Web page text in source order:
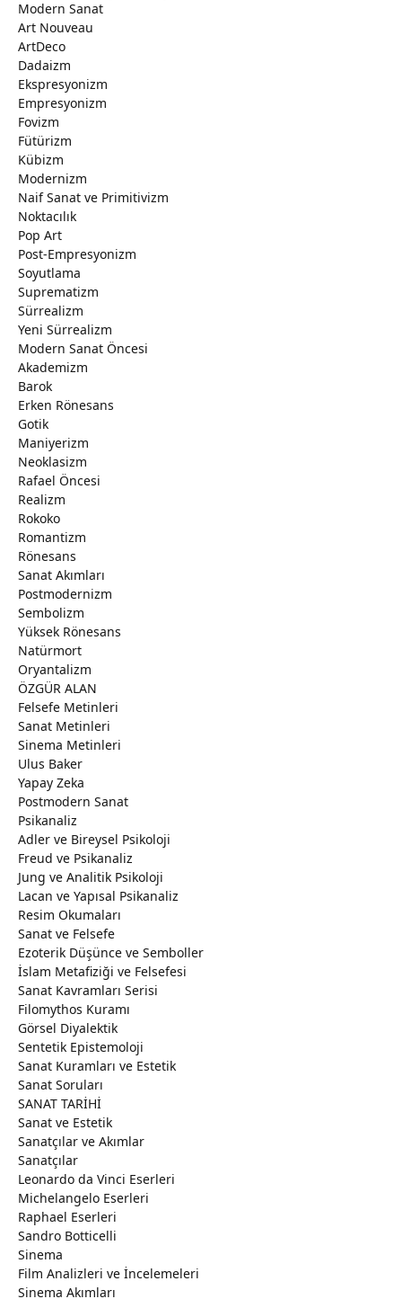
Modern Sanat
Art Nouveau
ArtDeco
Dadaizm
Ekspresyonizm
Empresyonizm
Fovizm
Fütürizm
Kübizm
Modernizm
Naif Sanat ve Primitivizm
Noktacılık
Pop Art
Post-Empresyonizm
Soyutlama
Suprematizm
Sürrealizm
Yeni Sürrealizm
Modern Sanat Öncesi
Akademizm
Barok
Erken Rönesans
Gotik
Maniyerizm
Neoklasizm
Rafael Öncesi
Realizm
Rokoko
Romantizm
Rönesans
Sanat Akımları
Postmodernizm
Sembolizm
Yüksek Rönesans
Natürmort
Oryantalizm
ÖZGÜR ALAN
Felsefe Metinleri
Sanat Metinleri
Sinema Metinleri
Ulus Baker
Yapay Zeka
Postmodern Sanat
Psikanaliz
Adler ve Bireysel Psikoloji
Freud ve Psikanaliz
Jung ve Analitik Psikoloji
Lacan ve Yapısal Psikanaliz
Resim Okumaları
Sanat ve Felsefe
Ezoterik Düşünce ve Semboller
İslam Metafiziği ve Felsefesi
Sanat Kavramları Serisi
Filomythos Kuramı
Görsel Diyalektik
Sentetik Epistemoloji
Sanat Kuramları ve Estetik
Sanat Soruları
SANAT TARİHİ
Sanat ve Estetik
Sanatçılar ve Akımlar
Sanatçılar
Leonardo da Vinci Eserleri
Michelangelo Eserleri
Raphael Eserleri
Sandro Botticelli
Sinema
Film Analizleri ve İncelemeleri
Sinema Akımları